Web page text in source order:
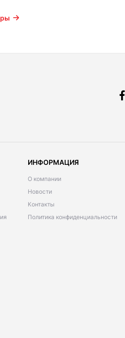
ИНФОРМАЦИЯ
О компании
Новости
Контакты
Политика конфиденциальности